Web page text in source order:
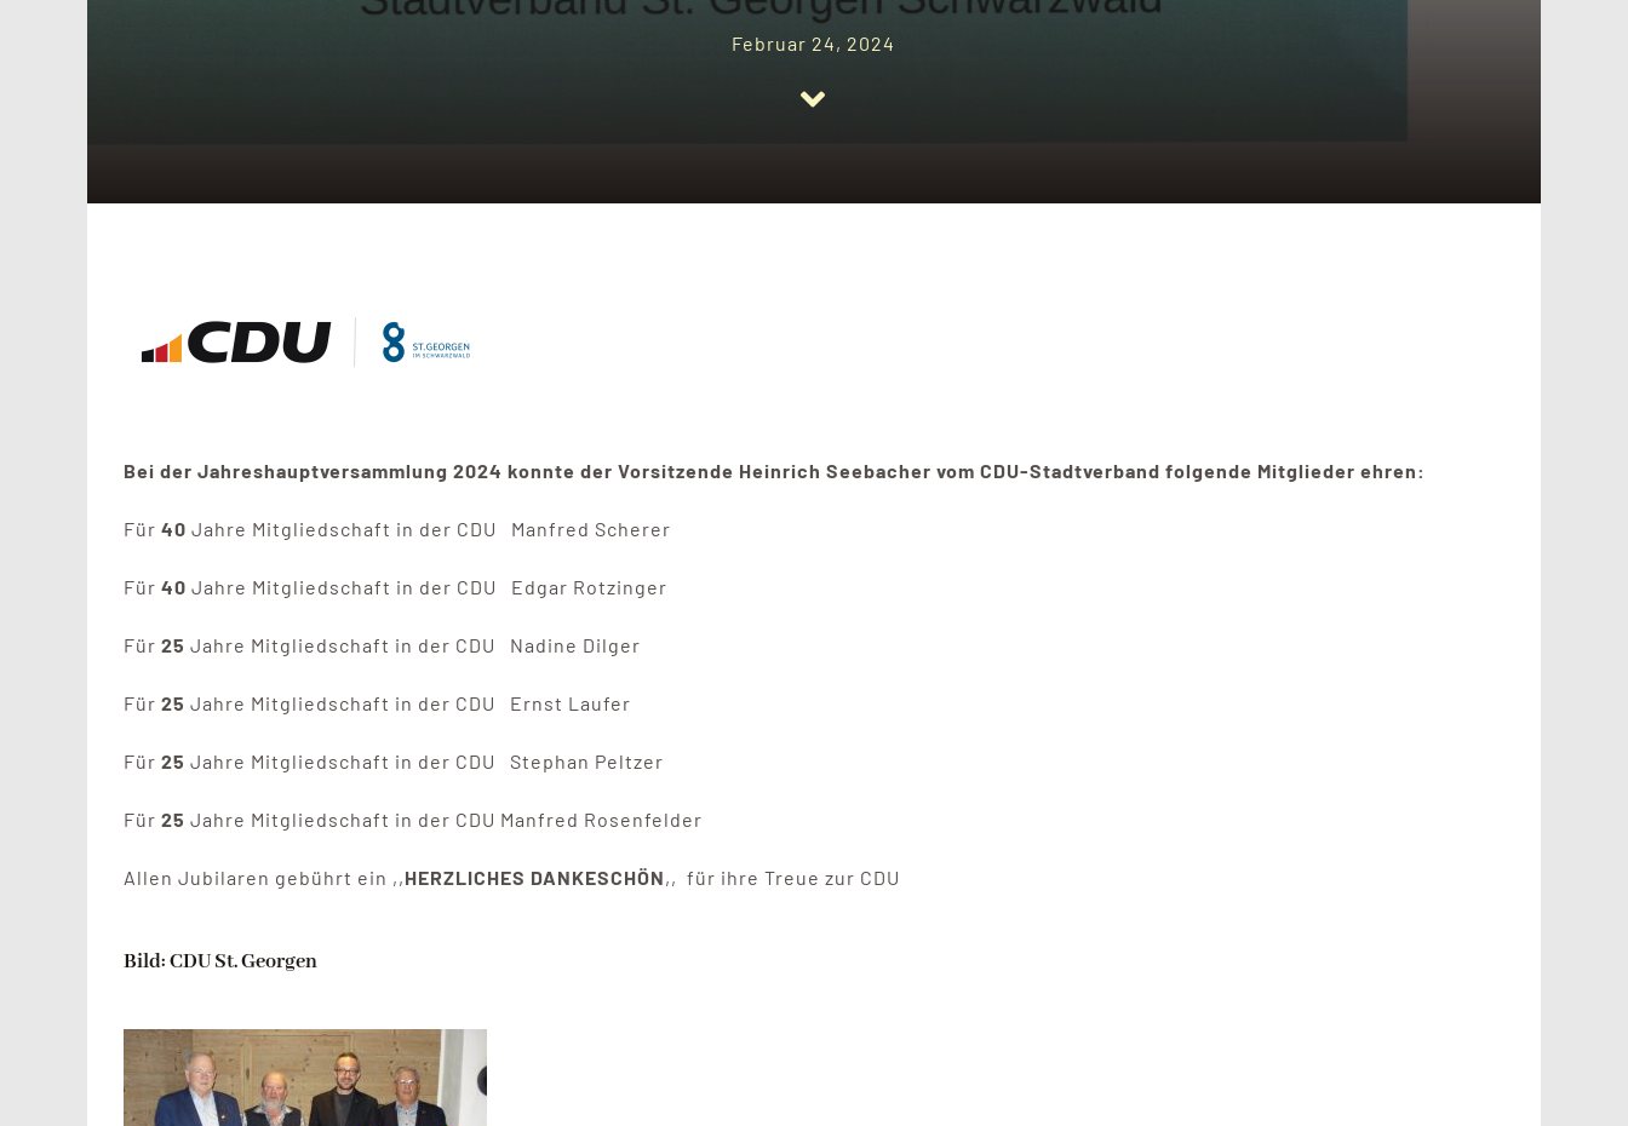
Februar 24, 2024
Bei der Jahreshauptversammlung 2024 konnte der Vorsitzende Heinrich Seebacher vom CDU-Stadtverband folgende Mitglieder ehren:
Für 40 Jahre Mitgliedschaft in der CDU Manfred Scherer
Für 40 Jahre Mitgliedschaft in der CDU Edgar Rotzinger
Für 25 Jahre Mitgliedschaft in der CDU Nadine Dilger
Für 25 Jahre Mitgliedschaft in der CDU Ernst Laufer
Für 25 Jahre Mitgliedschaft in der CDU Stephan Peltzer
Für 25 Jahre Mitgliedschaft in der CDU Manfred Rosenfelder
Allen Jubilaren gebührt ein ,,HERZLICHES DANKESCHÖN,, für ihre Treue zur CDU
Bild: CDU St. Georgen